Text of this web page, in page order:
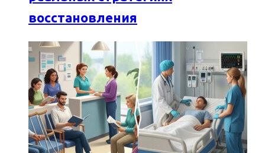
восстановления